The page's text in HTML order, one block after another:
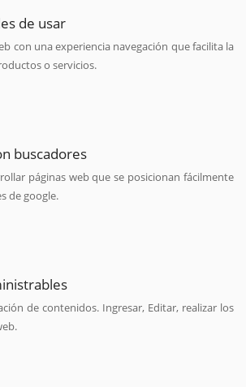
de usar
con una experiencia navegación que facilita la
o servicios.
buscadores
páginas web que se posicionan fácilmente
de google.
de contenidos. Ingresar, Editar, realizar los